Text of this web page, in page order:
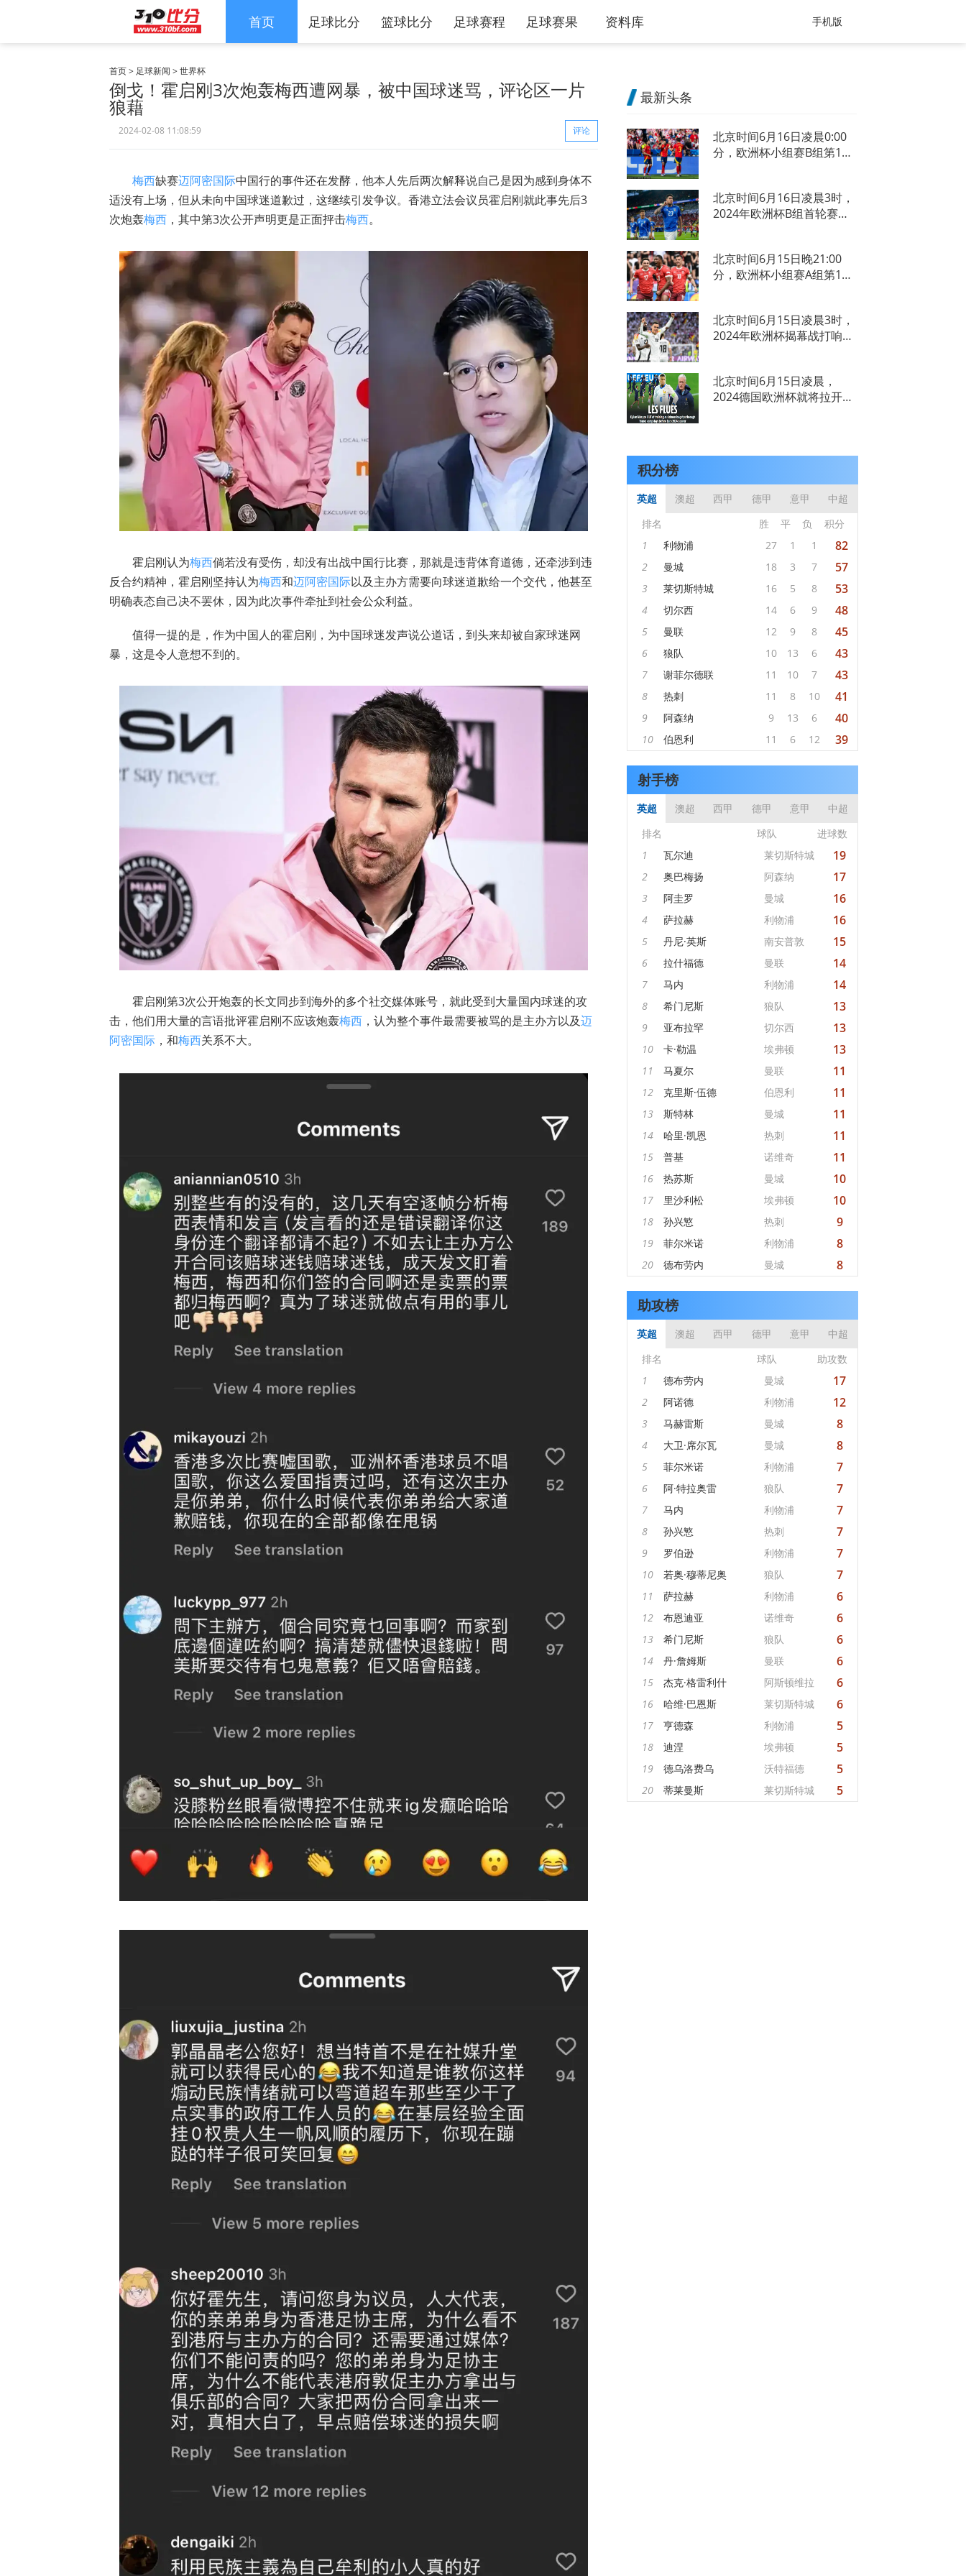
首页 足球比分 篮球比分 足球赛程 足球赛果 资料库 手机版
首页> 足球新闻 >世界杯
倒戈！霍启刚3次炮轰梅西遭网暴，被中国球迷骂，评论区一片
狼藉
2024-02-08 11:08:59 评论
梅西缺赛迈阿密国际中国行的事件还在发酵，他本人先后两次解释说自己是因为感到身体不
适没有上场，但从未向中国球迷道歉过，这继续引发争议。香港立法会议员霍启刚就此事先后3
次炮轰梅西 ，其中第3次公开声明更是正面抨击梅西。
霍启刚认为梅西倘若没有受伤，却没有出战中国行比赛，那就是违背体育道德，还牵涉到违
反合约精神，霍启刚坚持认为梅西和迈阿密国际以及主办方需要向球迷道歉给一个交代，他甚至
明确表态自己决不罢休，因为此次事件牵扯到社会公众利益。
值得一提的是，作为中国人的霍启刚，为中国球迷发声说公道话，到头来却被自家球迷网
暴，这是令人意想不到的。
霍启刚第3次公开炮轰的长文同步到海外的多个社交媒体账号，就此受到大量国内球迷的攻
击，他们用大量的言语批评霍启刚不应该炮轰梅西 ，认为整个事件最需要被骂的是主办方以及迈
阿密国际 ，和梅西关系不大。
最新头条
北京时间6月16日凌晨0:00
分，欧洲杯小组赛B组第1
内连入两球，法比安-鲁伊斯
传射建功，莫拉塔破门，补
北京时间6月16日凌晨3时，
2024年欧洲杯B组首轮赛事
亚。上半场，阿尔巴尼亚取
得梦幻开局，开场仅仅23秒
北京时间6月15日晚21:00
分，欧洲杯小组赛A组第1
破门，随后自己进球扩大领
先优势，半场瑞士2-0领先
北京时间6月15日凌晨3时，
2024年欧洲杯揭幕战打响，
弧顶劲射首开纪录，第18分
钟，哈弗茨助攻穆西亚拉扩
北京时间6月15日凌晨，
2024德国欧洲杯就将拉开大
兰队。以下是今日的欧洲杯
战，
积分榜
英超 澳超 西甲 德甲 意甲
中超
排名
胜 平 负
积分
1
利物浦 27 1 1 82
2 曼城 18 3 7 57
3 莱切斯特城 16 5 8 53
4 切尔西 14 6 9 48
5 曼联 12 9 8 45
6 狼队 10 13 6 43
7 谢菲尔德联 11 10 7 43
8 热刺 11 8 10 41
9 阿森纳 9 13 6 40
10 伯恩利 11 6 12 39
射手榜
英超 澳超 西甲 德甲 意甲
中超
排名
球队
进球数
1
瓦尔迪 莱切斯特城 19
2 奥巴梅扬 阿森纳 17
3 阿圭罗 曼城 16
4 萨拉赫 利物浦 16
5 丹尼·英斯 南安普敦 15
6 拉什福德 曼联 14
7 马内 利物浦 14
8 希门尼斯 狼队 13
9 亚布拉罕 切尔西 13
10 卡·勒温 埃弗顿 13
11 马夏尔 曼联 11
12 克里斯·伍德 伯恩利 11
13 斯特林 曼城 11
14 哈里·凯恩 热刺 11
15 普基 诺维奇 11
16 热苏斯 曼城 10
17 里沙利松 埃弗顿 10
18 孙兴慜 热刺 9
19 菲尔米诺 利物浦 8
20 德布劳内 曼城 8
助攻榜
英超 澳超 西甲 德甲 意甲
中超
排名
球队
助攻数
1
德布劳内 曼城 17
2 阿诺德 利物浦 12
3 马赫雷斯 曼城 8
4 大卫·席尔瓦 曼城 8
5 菲尔米诺 利物浦 7
6 阿·特拉奥雷 狼队 7
7 马内 利物浦 7
8 孙兴慜 热刺 7
9 罗伯逊 利物浦 7
10 若奥·穆蒂尼奥 狼队 7
11 萨拉赫 利物浦 6
12 布恩迪亚 诺维奇 6
13 希门尼斯 狼队 6
14 丹·詹姆斯 曼联 6
15 杰克·格雷利什 阿斯顿维拉 6
16 哈维·巴恩斯 莱切斯特城 6
17 亨德森 利物浦 5
18 迪涅 埃弗顿 5
19 德乌洛费乌 沃特福德 5
20 蒂莱曼斯 莱切斯特城 5